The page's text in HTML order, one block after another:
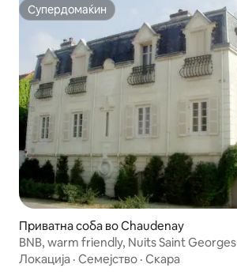
Супердомаќин
Супердомаќин
Приватна соба во Chaudenay
BNB, warm friendly, Nuits Saint Georges
Локација · Семејство · Скара